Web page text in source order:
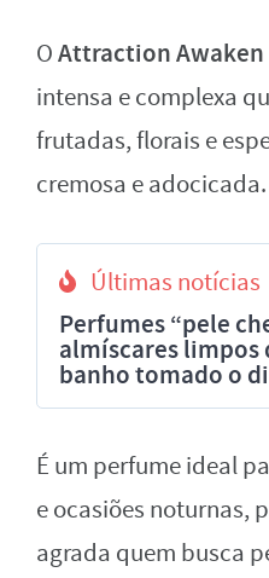
OAttraction Awaken
intensa e complexa
frutadas, florais e
cremosa e adocicada.
Últimas notícias
Perfumes “pele
almíscares limpos
banho tomado o
É um perfume ideal
e ocasiões noturnas,
agrada quem busca